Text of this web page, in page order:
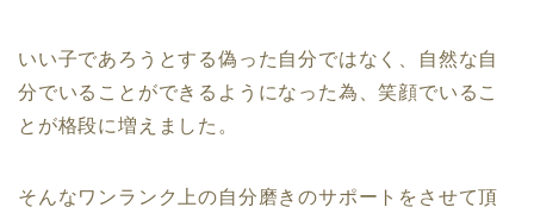
いい子であろうとする偽った自分ではなく、自然な自
分でいることができるようになった為、笑顔でいるこ
とが格段に増えました。
そんなワンランク上の自分磨きのサポートをさせて頂